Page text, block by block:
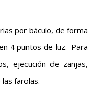
por báculo, de forma
4 puntos de luz. Para
ejecución de zanjas,
farolas.